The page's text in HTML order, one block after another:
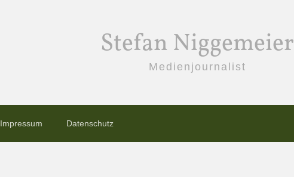
Stefan Niggemeier
Medienjournalist
Impressum Datenschutz